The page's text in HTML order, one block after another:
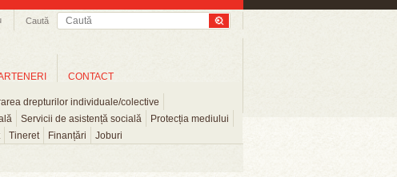
Caută
drepturilor individuale/colective
Servicii de asistență socială
Protecția mediului
Tineret Finanțări Joburi
CONTACT